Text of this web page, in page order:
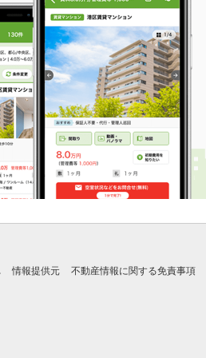
情報提供元 不動産情報に関する免責事項